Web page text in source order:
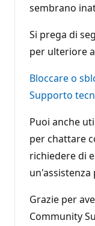
sembrano
Si prega di
per ulteriore
Bloccare o
Supporto
Puoi anche
per chattare
richiedere di
un'assistenza
Grazie per
Community